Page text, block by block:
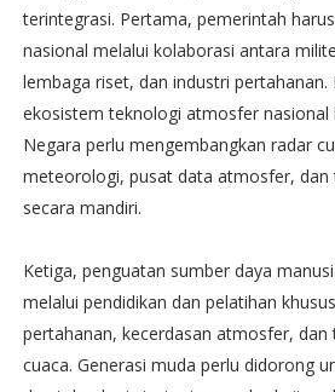
terintegrasi. Pertama, pemerintah
nasional melalui kolaborasi antara
lembaga riset, dan industri pertahanan.
ekosistem teknologi atmosfer nasional
Negara perlu mengembangkan radar
meteorologi, pusat data atmosfer, dan
secara mandiri.
Ketiga, penguatan sumber daya
melalui pendidikan dan pelatihan
pertahanan, kecerdasan atmosfer,
cuaca. Generasi muda perlu didorong